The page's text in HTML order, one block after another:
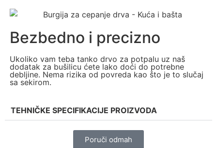
Bezbedno i precizno
Ukoliko vam teba tanko drvo za potpalu uz naš
dodatak za bušilicu ćete lako doći do potrebne
debljine. Nema rizika od povreda kao što je to slučaj
sa sekirom.
TEHNIČKE SPECIFIKACIJE PROIZVODA
Poruči odmah